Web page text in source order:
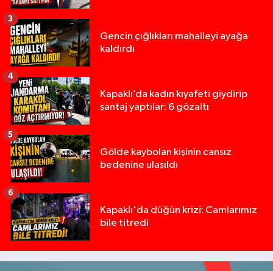
Gencin çığlıkları mahalleyi ayağa
kaldırdı
3
Kapaklı’da kadın kıyafeti giydirip
şantaj yaptılar: 6 gözaltı
4
Gölde kaybolan kişinin cansız
bedenine ulaşıldı
5
Kapaklı'da düğün krizi: Camlarımız
bile titredi
6